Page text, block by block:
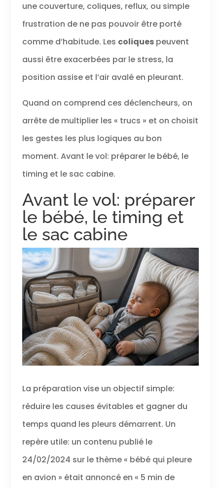
une couverture, coliques, reflux, ou simple
frustration de ne pas pouvoir être porté
comme d’habitude. Les coliquespeuvent
aussi être exacerbées par le stress, la
position assise et l’air avalé en pleurant.
Quand on comprend ces déclencheurs, on
arrête de multiplier les « trucs » et on choisit
les gestes les plus logiques au bon
moment. Avant le vol: préparer le bébé, le
timing et le sac cabine.
Avant le vol: préparer
le bébé, le timing et
le sac cabine
La préparation vise un objectif simple:
réduire les causes évitables et gagner du
temps quand les pleurs démarrent. Un
repère utile: un contenu publié le
24/02/2024 sur le thème « bébé qui pleure
en avion » était annoncé en « 5 min de